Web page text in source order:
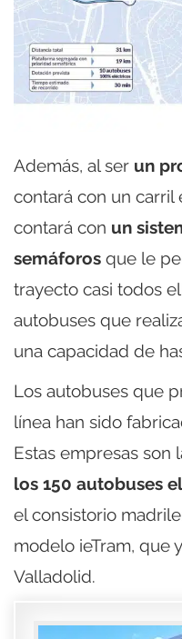
Además, al ser un
contará con un carril
contará con un
semáforos que le
trayecto casi todos
autobuses que
una capacidad de
Los autobuses que
línea han sido
Estas empresas son
los 150 autobuses
el consistorio
modelo ieTram, que
Valladolid.